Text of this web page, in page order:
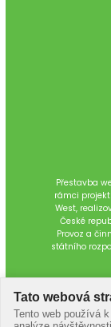
Přestavba
rámci
West,
České
Provoz a
státního
Tato webová
Tento web používá